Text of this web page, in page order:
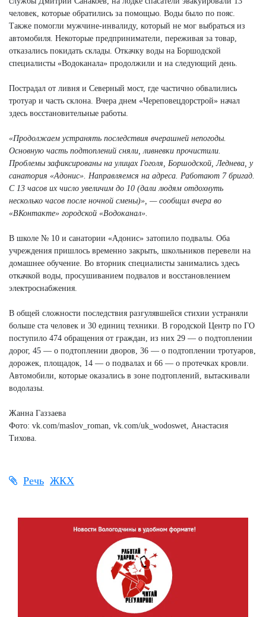
человек, которые обратились за помощью. Воды было по пояс.
Также помогли мужчине-инвалиду, который не мог выбраться из
автомобиля. Некоторые предприниматели, переживая за товар,
отказались покидать склады. Откачку воды на Боршодской
специалисты «Водоканала» продолжили и на следующий день.
Пострадал от ливня и Северный мост, где частично обвалились
тротуар и часть склона. Вчера днем «Череповецдорстрой» начал
здесь восстановительные работы.
«Продолжаем устранять последствия вчерашней непогоды.
Основную часть подтоплений сняли, ливневки прочистили.
Проблемы зафиксированы на улицах Гоголя, Боршодской, Леднева, у
санатория «Адонис». Направляемся на адреса. Работают 7 бригад.
С 13 часов их число увеличим до 10 (дали людям отдохнуть
несколько часов после ночной смены)», — сообщил вчера во
«ВКонтакте» городской «Водоканал».
В школе № 10 и санатории «Адонис» затопило подвалы. Оба
учреждения пришлось временно закрыть, школьников перевели на
домашнее обучение. Во вторник специалисты занимались здесь
откачкой воды, просушиванием подвалов и восстановлением
электроснабжения.
В общей сложности последствия разгулявшейся стихии устраняли
больше ста человек и 30 единиц техники. В городской Центр по ГО
поступило 474 обращения от граждан, из них 29 — о подтоплении
дорог, 45 — о подтоплении дворов, 36 — о подтоплении тротуаров,
дорожек, площадок, 14 — о подвалах и 66 — о протечках кровли.
Автомобили, которые оказались в зоне подтоплений, вытаскивали
водолазы.
Жанна Газзаева
Фото: vk.com/maslov_roman, vk.com/uk_wodoswet, Анастасия
Тихова.
Речь ЖКХ